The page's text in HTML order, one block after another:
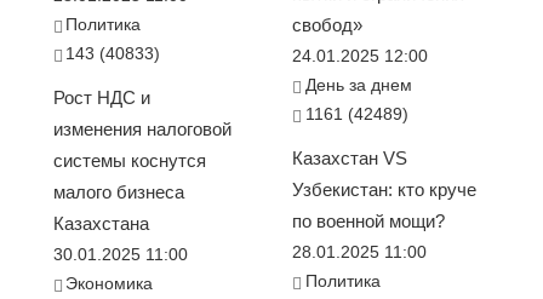
Политика
143 (40833)
Рост НДС и
изменения налоговой
системы коснутся
малого бизнеса
Казахстана
30.01.2025 11:00
Экономика
свобод»
24.01.2025 12:00
День за днем
1161 (42489)
Казахстан VS
Узбекистан: кто круче
по военной мощи?
28.01.2025 11:00
Политика